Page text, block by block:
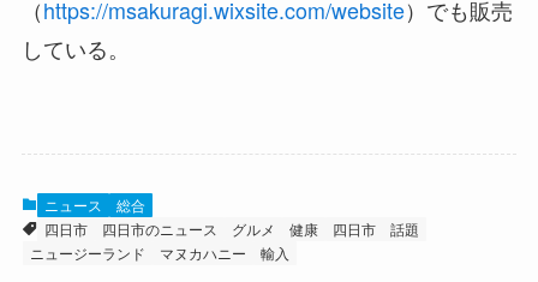
（https://msakuragi.wixsite.com/website）でも販売
している。
ニュース
総合
四日市
四日市のニュース グルメ 健康
四日市 話題
ニュージーランド
マヌカハニー 輸入